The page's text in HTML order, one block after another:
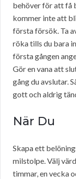
behöver för att få
kommer inte att
första försök. Ta
röka tills du bara
första gången
Gör en vana att
gång du avslutar.
gott och aldrig
När Du
Skapa ett
milstolpe. Välj
timmar, en vecka